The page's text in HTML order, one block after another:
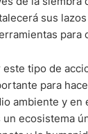
sus
para
este tipo de
para
ambiente y en
un ecosistema